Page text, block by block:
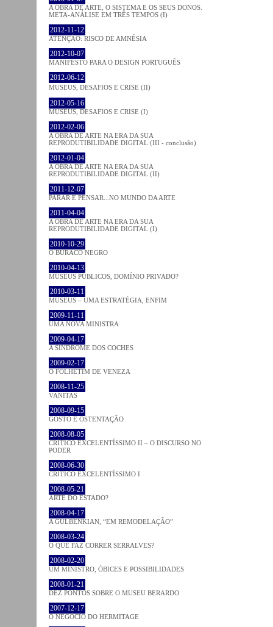
A OBRA DE ARTE, O SISTEMA E OS SEUS DONOS.
META-ANÁLISE EM TRÊS TEMPOS (I)
2012-11-12
ATENÇÃO: RISCO DE AMNÉSIA
2012-10-07
MANIFESTO PARA O DESIGN PORTUGUÊS
2012-06-12
MUSEUS, DESAFIOS E CRISE (II)
2012-05-16
MUSEUS, DESAFIOS E CRISE (I)
2012-02-06
A OBRA DE ARTE NA ERA DA SUA
REPRODUTIBILIDADE DIGITAL (III - conclusão)
2012-01-04
A OBRA DE ARTE NA ERA DA SUA
REPRODUTIBILIDADE DIGITAL (II)
2011-12-07
PARAR E PENSAR...NO MUNDO DA ARTE
2011-04-04
A OBRA DE ARTE NA ERA DA SUA
REPRODUTIBILIDADE DIGITAL (I)
2010-10-29
O BURACO NEGRO
2010-04-13
MUSEUS PÚBLICOS, DOMÍNIO PRIVADO?
2010-03-11
MUSEUS – UMA ESTRATÉGIA, ENFIM
2009-11-11
UMA NOVA MINISTRA
2009-04-17
A SÍNDROME DOS COCHES
2009-02-17
O FOLHETIM DE VENEZA
2008-11-25
VANITAS
2008-09-15
GOSTO E OSTENTAÇÃO
2008-08-05
CRÍTICO EXCELENTÍSSIMO II – O DISCURSO NO
PODER
2008-06-30
CRÍTICO EXCELENTÍSSIMO I
2008-05-21
ARTE DO ESTADO?
2008-04-17
A GULBENKIAN, “EM REMODELAÇÃO”
2008-03-24
O QUE FAZ CORRER SERRALVES?
2008-02-20
UM MINISTRO, ÓBICES E POSSIBILIDADES
2008-01-21
DEZ PONTOS SOBRE O MUSEU BERARDO
2007-12-17
O NEGÓCIO DO HERMITAGE